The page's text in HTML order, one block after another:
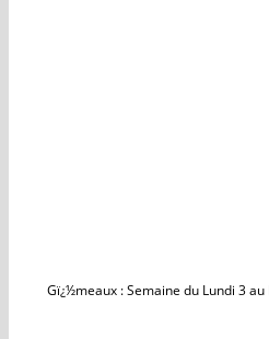
Gï¿½meaux : Semaine du Lundi 3